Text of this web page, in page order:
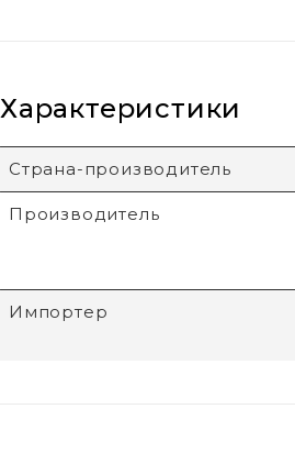
Характеристики
Страна-производитель
Производитель
Импортер